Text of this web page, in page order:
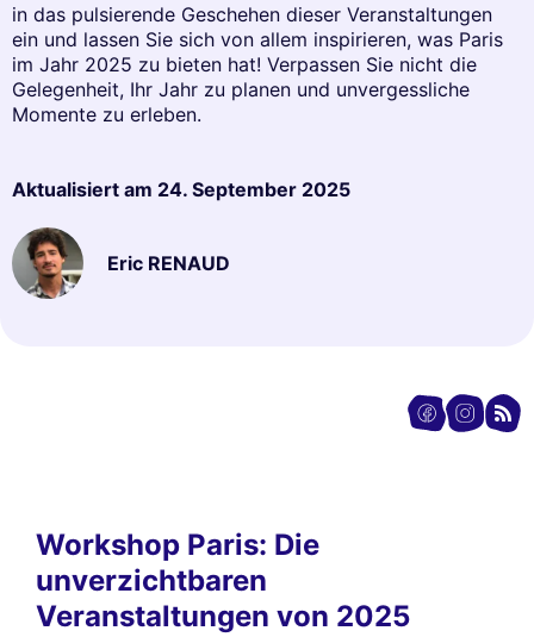
in das pulsierende Geschehen dieser Veranstaltungen
ein und lassen Sie sich von allem inspirieren, was Paris
im Jahr 2025 zu bieten hat! Verpassen Sie nicht die
Gelegenheit, Ihr Jahr zu planen und unvergessliche
Momente zu erleben.
Aktualisiert am 24. September 2025
Eric RENAUD
Workshop Paris: Die
unverzichtbaren
Veranstaltungen von 2025